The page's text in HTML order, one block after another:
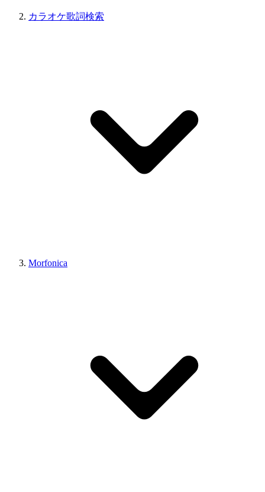
カラオケ歌詞検索
Morfonica